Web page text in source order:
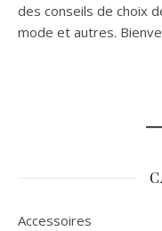
des conseils de choix
mode et autres.
Accessoires